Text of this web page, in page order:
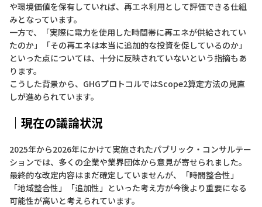
や環境価値を保有していれば、再エネ利用として評価できる仕組
みとなっています。
一方で、「実際に電力を使用した時間帯に再エネが供給されてい
たのか」「その再エネは本当に追加的な投資を促しているのか」
といった点については、十分に反映されていないという指摘もあ
ります。
こうした背景から、GHGプロトコルではScope2算定方法の見直
しが進められています。
｜現在の議論状況
2025年から2026年にかけて実施されたパブリック・コンサルテー
ションでは、多くの企業や業界団体から意見が寄せられました。
最終的な改定内容はまだ確定していませんが、「時間整合性」
「地域整合性」「追加性」といった考え方が今後より重要になる
可能性が高いと考えられています。